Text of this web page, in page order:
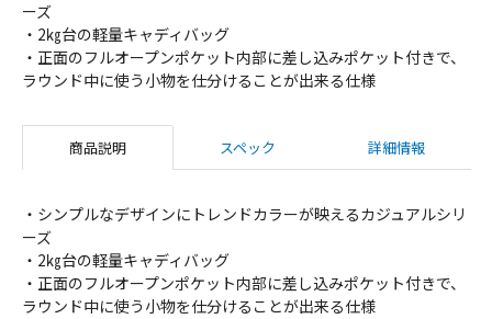
ーズ
・2㎏台の軽量キャディバッグ
・正面のフルオープンポケット内部に差し込みポケット付きで、
ラウンド中に使う小物を仕分けることが出来る仕様
商品説明 スペック 詳細情報
・シンプルなデザインにトレンドカラーが映えるカジュアルシリ
ーズ
・2㎏台の軽量キャディバッグ
・正面のフルオープンポケット内部に差し込みポケット付きで、
ラウンド中に使う小物を仕分けることが出来る仕様